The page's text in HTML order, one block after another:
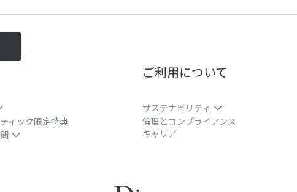
ィック限定特典
ご利用について
サステナビリティ
倫理とコンプライアンス
キャリア